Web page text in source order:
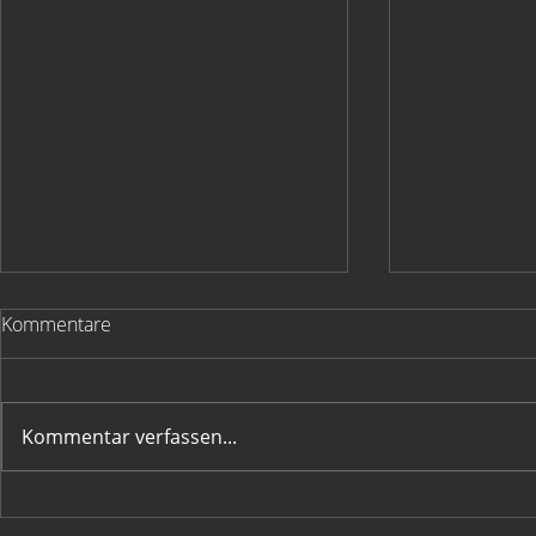
Kommentare
Kommentar verfassen...